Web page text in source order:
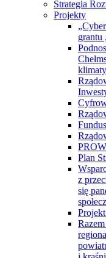
Strategia
Projekty
grantu
Plan
z
się